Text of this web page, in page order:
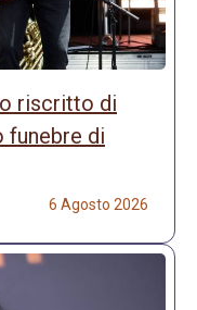
riscritto di
funebre di
6 Agosto 2026